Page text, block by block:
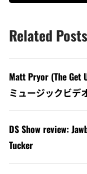
Related
Matt Pryor (The Get
ミュージックビデ
DS Show review:
Tucker